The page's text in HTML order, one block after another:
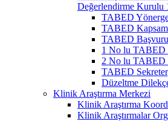
Değerlendirme
TABED
TABED Kapsam
TABED Başvuru
1 No lu TABED
2 No lu TABED
TABED
Düzeltme
Klinik Araştırma Merkezi
Klinik Araştırma
Klinik Araştırmalar